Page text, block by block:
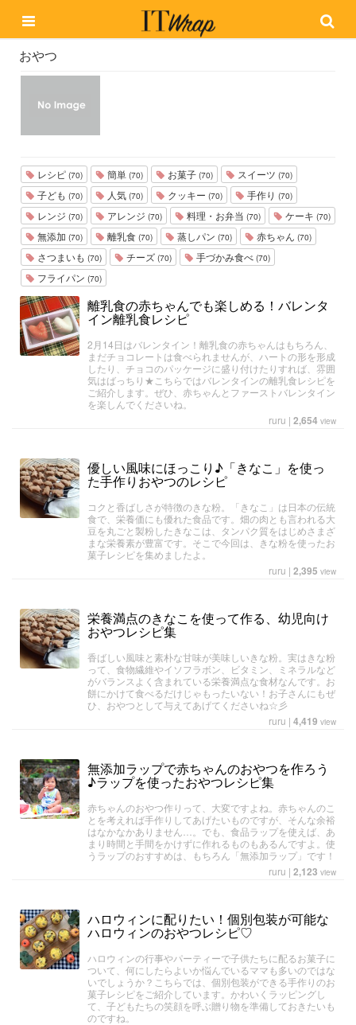
おやつ
レシピ (70) 簡単 (70) お菓子 (70) スイーツ (70)
子ども (70) 人気 (70) クッキー (70) 手作り (70)
レンジ (70) アレンジ (70) 料理・お弁当 (70) ケーキ (70)
無添加 (70) 離乳食 (70) 蒸しパン (70) 赤ちゃん (70)
さつまいも (70) チーズ (70) 手づかみ食べ (70)
フライパン (70)
離乳食の赤ちゃんでも楽しめる！バレンタ
イン離乳食レシピ
2月14日はバレンタイン！離乳食の赤ちゃんはもちろん、
まだチョコレートは食べられませんが、ハートの形を形成
したり、チョコのパッケージに盛り付けたりすれば、雰囲
気はばっちり★こちらではバレンタインの離乳食レシピを
ご紹介します。ぜひ、赤ちゃんとファーストバレンタイン
を楽しんでくださいね。
ruru | 2,654 view
優しい風味にほっこり♪「きなこ」を使っ
た手作りおやつのレシピ
コクと香ばしさが特徴のきな粉。「きなこ」は日本の伝統
食で、栄養価にも優れた食品です。畑の肉とも言われる大
豆を丸ごと製粉したきなこは、タンパク質をはじめさまざ
まな栄養素が豊富です。そこで今回は、きな粉を使ったお
菓子レシピを集めましたよ。
ruru | 2,395 view
栄養満点のきなこを使って作る、幼児向け
おやつレシピ集
香ばしい風味と素朴な甘味が美味しいきな粉。実はきな粉
って、食物繊維やイソフラボン、ビタミン、ミネラルなど
がバランスよく含まれている栄養満点な食材なんです。お
餅にかけて食べるだけじゃもったいない！お子さんにもぜ
ひ、おやつとして与えてあげてくださいね☆彡
ruru | 4,419 view
無添加ラップで赤ちゃんのおやつを作ろう
♪ラップを使ったおやつレシピ集
赤ちゃんのおやつ作りって、大変ですよね。赤ちゃんのこ
とを考えれば手作りしてあげたいものですが、そんな余裕
はなかなかありません…。でも、食品ラップを使えば、あ
まり時間と手間をかけずに作れるものもあるんですよ。使
うラップのおすすめは、もちろん「無添加ラップ」です！
ruru | 2,123 view
ハロウィンに配りたい！個別包装が可能な
ハロウィンのおやつレシピ♡
ハロウィンの行事やパーティーで子供たちに配るお菓子に
ついて、何にしたらよいか悩んでいるママも多いのではな
いでしょうか？こちらでは、個別包装ができる手作りのお
菓子レシピをご紹介しています。かわいくラッピングし
て、子どもたちの笑顔を呼ぶ贈り物を準備しておきたいも
のですね。